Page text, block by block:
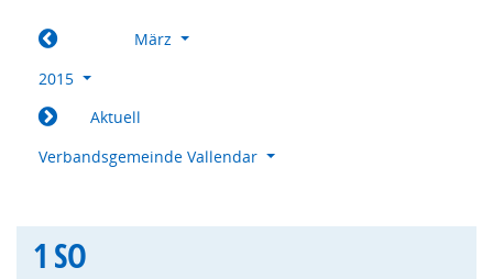
März
2015
Aktuell
Verbandsgemeinde Vallendar
1 SO